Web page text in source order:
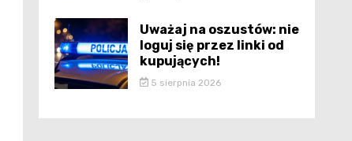
Uważaj na oszustów: nie
loguj się przez linki od
kupujących!
5 sierpnia 2026